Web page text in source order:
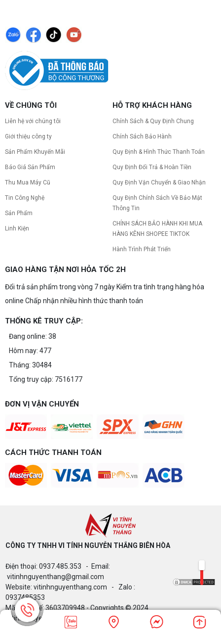
VỀ CHÚNG TÔI
Liên hệ với chúng tôi
Giới thiệu công ty
Sản Phẩm Khuyến Mãi
Báo Giá Sản Phẩm
Thu Mua Máy Cũ
Tin Công Nghệ
Sản Phẩm
Linh Kiện
HỖ TRỢ KHÁCH HÀNG
Chính Sách & Quy Định Chung
Chính Sách Bảo Hành
Quy Định & Hình Thức Thanh Toán
Quy Định Đổi Trả & Hoàn Tiền
Quy Định Vận Chuyển & Giao Nhận
Quy Định Chính Sách Về Bảo Mật
Thông Tin
CHÍNH SÁCH BẢO HÀNH KHI MUA
HÀNG KÊNH SHOPEE TIKTOK
Hành Trình Phát Triển
GIAO HÀNG TẬN NƠI HỎA TỐC 2H
Đổi trả sản phẩm trong vòng 7 ngày Kiểm tra tình trạng hàng hóa
online Chấp nhận nhiều hình thức thanh toán
THỐNG KÊ TRUY CẬP:
Đang online: 38
Hôm nay: 477
Tháng: 30484
Tổng truy cập: 7516177
ĐƠN VỊ VẬN CHUYỂN
CÁCH THỨC THANH TOÁN
CÔNG TY TNHH VI TÍNH NGUYỄN THẮNG BIÊN HÒA​
Điện thoại: 0937.485.353 - Email:
vitinhnguyenthang@gmail.com
Website: vitinhnguyenthang.com - Zalo :
0937485353
Mã Số Thuế: 3603709948 - Copyrights © 2024
Vitinhnguyenthang.com. All Rights Reserved